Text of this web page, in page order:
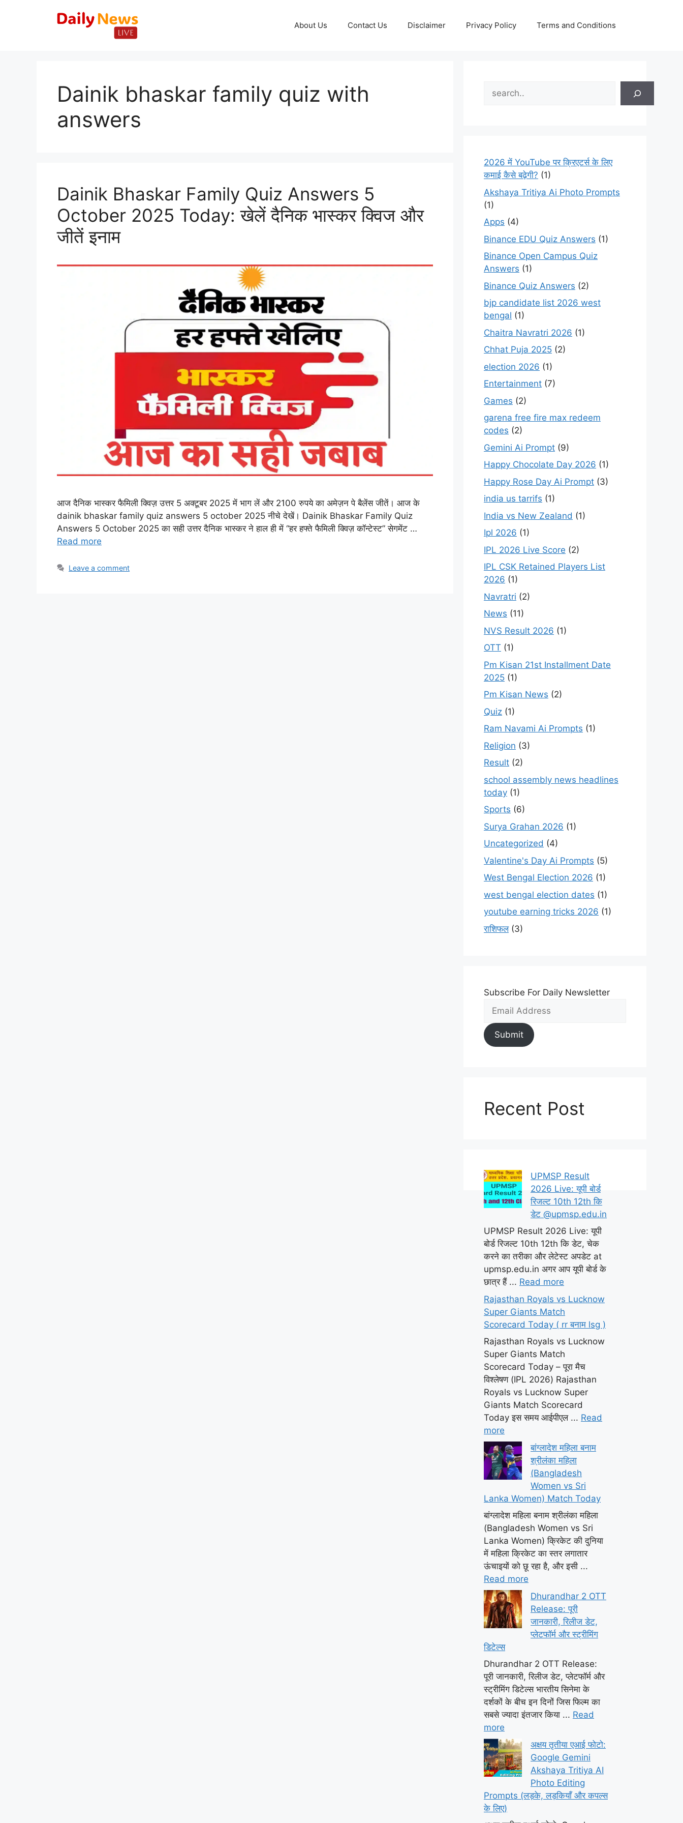
About Us Contact Us Disclaimer Privacy Policy Terms and Conditions
Dainik bhaskar family quiz with
answers
Dainik Bhaskar Family Quiz Answers 5
October 2025 Today: खेलें दैनिक भास्कर क्विज और
जीतें इनाम
आज दैनिक भास्कर फैमिली क्विज़ उत्तर 5 अक्टूबर 2025 में भाग लें और 2100 रुपये का अमेज़न पे बैलेंस जीतें। आज के
dainik bhaskar family quiz answers 5 october 2025 नीचे देखें। Dainik Bhaskar Family Quiz
Answers 5 October 2025 का सही उत्तर दैनिक भास्कर ने हाल ही में “हर हफ्ते फैमिली क्विज़ कॉन्टेस्ट” सेगमेंट …
Read more
Leave a comment
2026 में YouTube पर क्रिएटर्स के लिए
कमाई कैसे बढ़ेगी? (1)
Akshaya Tritiya Ai Photo Prompts
(1)
Apps (4)
Binance EDU Quiz Answers (1)
Binance Open Campus Quiz
Answers (1)
Binance Quiz Answers (2)
bjp candidate list 2026 west
bengal (1)
Chaitra Navratri 2026 (1)
Chhat Puja 2025 (2)
election 2026 (1)
Entertainment (7)
Games (2)
garena free fire max redeem
codes (2)
Gemini Ai Prompt (9)
Happy Chocolate Day 2026 (1)
Happy Rose Day Ai Prompt (3)
india us tarrifs (1)
India vs New Zealand (1)
Ipl 2026 (1)
IPL 2026 Live Score (2)
IPL CSK Retained Players List
2026 (1)
Navratri (2)
News (11)
NVS Result 2026 (1)
OTT (1)
Pm Kisan 21st Installment Date
2025 (1)
Pm Kisan News (2)
Quiz (1)
Ram Navami Ai Prompts (1)
Religion (3)
Result (2)
school assembly news headlines
today (1)
Sports (6)
Surya Grahan 2026 (1)
Uncategorized (4)
Valentine's Day Ai Prompts (5)
West Bengal Election 2026 (1)
west bengal election dates (1)
youtube earning tricks 2026 (1)
राशिफल(3)
Subscribe For Daily Newsletter
Submit
Recent Post
UPMSP Result
2026 Live: यूपी बोर्ड
रिजल्ट 10th 12th कि
डेट @upmsp.edu.in
UPMSP Result 2026 Live: यूपी
बोर्ड रिजल्ट 10th 12th कि डेट, चेक
करने का तरीका और लेटेस्ट अपडेट at
upmsp.edu.in अगर आप यूपी बोर्ड के
छात्र हैं ... Read more
Rajasthan Royals vs Lucknow
Super Giants Match
Scorecard Today ( rr बनाम lsg )
Rajasthan Royals vs Lucknow
Super Giants Match
Scorecard Today – पूरा मैच
विश्लेषण (IPL 2026) Rajasthan
Royals vs Lucknow Super
Giants Match Scorecard
Today इस समय आईपीएल ... Read
more
बांग्लादेश महिला बनाम
श्रीलंका महिला
(Bangladesh
Women vs Sri
Lanka Women) Match Today
बांग्लादेश महिला बनाम श्रीलंका महिला
(Bangladesh Women vs Sri
Lanka Women) क्रिकेट की दुनिया
में महिला क्रिकेट का स्तर लगातार
ऊंचाइयों को छू रहा है, और इसी ...
Read more
Dhurandhar 2 OTT
Release: पूरी
जानकारी, रिलीज डेट,
प्लेटफॉर्म और स्ट्रीमिंग
डिटेल्स
Dhurandhar 2 OTT Release:
पूरी जानकारी, रिलीज डेट, प्लेटफॉर्म और
स्ट्रीमिंग डिटेल्स भारतीय सिनेमा के
दर्शकों के बीच इन दिनों जिस फिल्म का
सबसे ज्यादा इंतजार किया ... Read
more
अक्षय तृतीया एआई फोटो:
Google Gemini
Akshaya Tritiya AI
Photo Editing
Prompts (लड़के, लड़कियाँ और कपल्स
के लिए)